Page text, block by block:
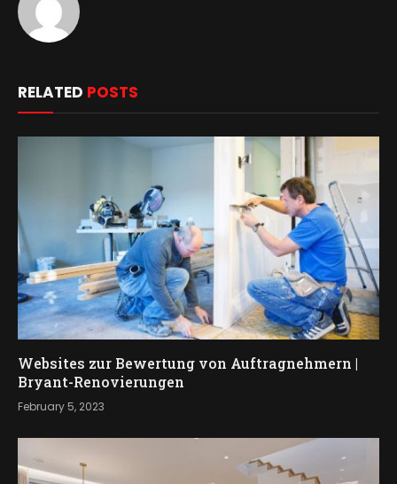
RELATED POSTS
Websites zur Bewertung von Auftragnehmern |
Bryant-Renovierungen
February 5, 2023